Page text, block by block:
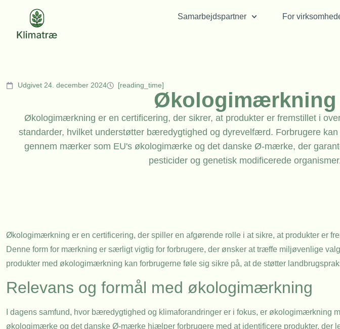
Samarbejdspartner For
Udgivet 24. december 2024 [reading_time]
Økologimærkning
Økologimærkning er en certificering, der sikrer, at produkter er fremstillet i
standarder, hvilket understøtter bæredygtighed og dyrevelfærd. Forbrugere
gennem mærker som EU's økologimærke og det danske Ø-mærke, der
pesticider og genetisk modificerede
Økologimærkning er en certificering, der spiller en afgørende rolle i at sikre, at produkter er
Denne form for mærkning er særligt vigtig for forbrugere, der ønsker at træffe miljøvenlige
produkter med økologimærkning kan forbrugerne føle sig sikre på, at de støtter
Relevans og formål med økologimærkning
I dagens samfund, hvor bæredygtighed og klimaforandringer er i fokus, er økologimærkning
økologimærke og det danske Ø-mærke hjælper forbrugere med at identificere produkter, der